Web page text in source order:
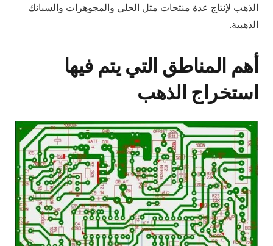
الذهب لإنتاج عدة منتجات مثل الحلي والمجوهرات والسبائك
الذهبية.
أهم المناطق التي يتم فيها
استخراج الذهب